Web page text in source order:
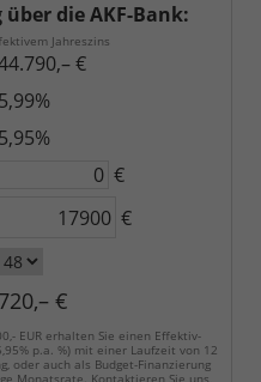
die AKF-Bank:
Jahreszins
€
5,99%
5,95%
€
€
720,– €
EUR erhalten Sie einen Effektiv-
p.a. %) mit einer Laufzeit von 12
oder auch als Budget-Finanzierung
Monatsrate. Kontaktieren Sie uns,